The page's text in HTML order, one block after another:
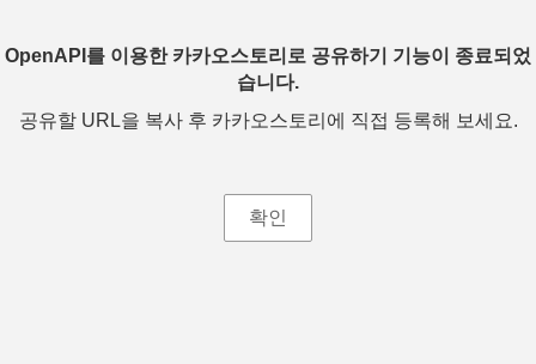
OpenAPI를 이용한 카카오스토리로 공유하기 기능이 종료되었
습니다.
공유할 URL을 복사 후 카카오스토리에 직접 등록해 보세요.
확인